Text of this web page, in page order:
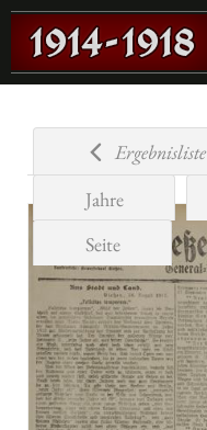
Ergebnisliste
Jahre
Seite